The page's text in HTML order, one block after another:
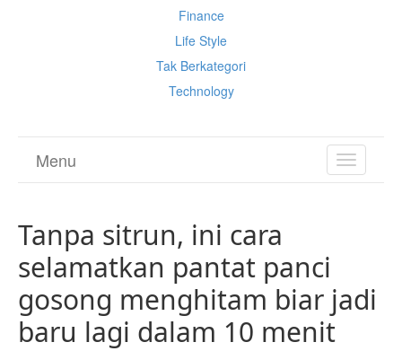
Finance
Life Style
Tak Berkategori
Technology
TOGGLE
Menu
Tanpa sitrun, ini cara
selamatkan pantat panci
gosong menghitam biar jadi
baru lagi dalam 10 menit